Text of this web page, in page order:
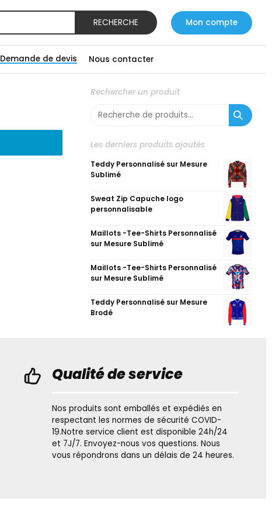
RECHERCHE Mon compte
Demande de devis Nous contacter
Rechercher un produit
Recherche
pour :
Les derniers produits ajoutés
Teddy Personnalisé sur Mesure
Sublimé
Sweat Zip Capuche logo
personnalisable
Maillots -Tee-Shirts Personnalisé
sur Mesure Sublimé
Maillots -Tee-Shirts Personnalisé
sur Mesure Sublimé
Teddy Personnalisé sur Mesure
Brodé
Qualité de service
Nos produits sont emballés et expédiés en
respectant les normes de sécurité COVID-
19.Notre service client est disponible 24h/24
et 7J/7. Envoyez-nous vos questions. Nous
vous répondrons dans un délais de 24 heures.